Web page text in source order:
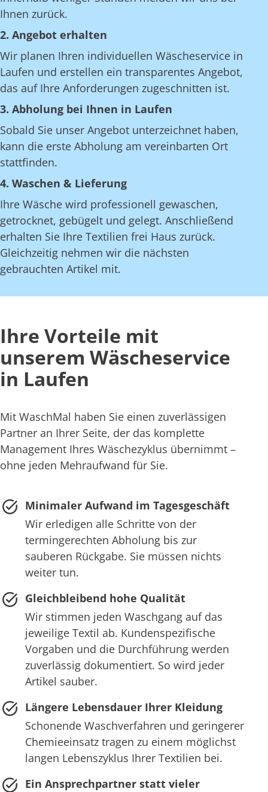
Ihnen zurück.
2. Angebot erhalten
Wir planen Ihren individuellen Wäscheservice in
Laufen und erstellen ein transparentes Angebot,
das auf Ihre Anforderungen zugeschnitten ist.
3. Abholung bei Ihnen in Laufen
Sobald Sie unser Angebot unterzeichnet haben,
kann die erste Abholung am vereinbarten Ort
stattfinden.
4. Waschen & Lieferung
Ihre Wäsche wird professionell gewaschen,
getrocknet, gebügelt und gelegt. Anschließend
erhalten Sie Ihre Textilien frei Haus zurück.
Gleichzeitig nehmen wir die nächsten
gebrauchten Artikel mit.
Ihre Vorteile mit
unserem Wäscheservice
in Laufen
Mit WaschMal haben Sie einen zuverlässigen
Partner an Ihrer Seite, der das komplette
Management Ihres Wäschezyklus übernimmt –
ohne jeden Mehraufwand für Sie.
Minimaler Aufwand im Tagesgeschäft
Wir erledigen alle Schritte von der
termingerechten Abholung bis zur
sauberen Rückgabe. Sie müssen nichts
weiter tun.
Gleichbleibend hohe Qualität
Wir stimmen jeden Waschgang auf das
jeweilige Textil ab. Kundenspezifische
Vorgaben und die Durchführung werden
zuverlässig dokumentiert. So wird jeder
Artikel sauber.
Längere Lebensdauer Ihrer Kleidung
Schonende Waschverfahren und geringerer
Chemieeinsatz tragen zu einem möglichst
langen Lebenszyklus Ihrer Textilien bei.
Ein Ansprechpartner statt vieler